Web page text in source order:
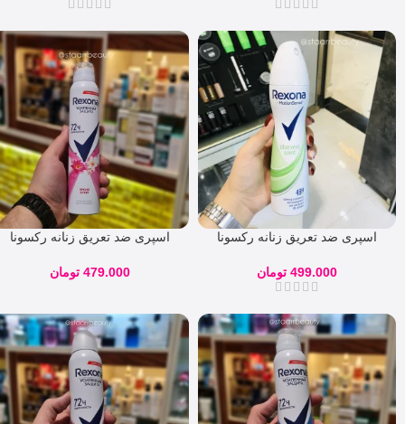
اسپری ضد تعریق زنانه رکسونا
499.000 تومان
اسپری ضد تعریق زنانه رکسونا
479.000 تومان